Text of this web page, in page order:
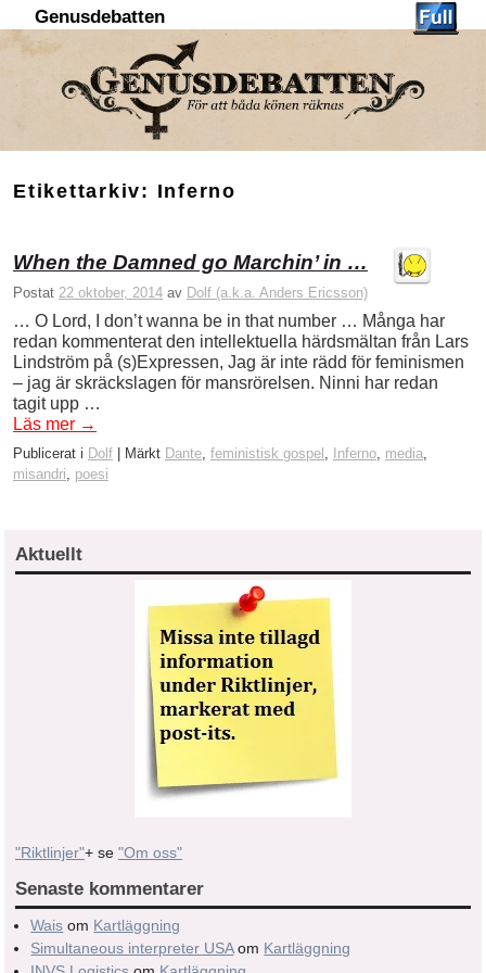
Genusdebatten
Etikettarkiv: Inferno
When the Damned go Marchin’ in …
Postat 22 oktober, 2014 av Dolf (a.k.a. Anders Ericsson)
… O Lord, I don’t wanna be in that number … Många har
redan kommenterat den intellektuella härdsmältan från Lars
Lindström på (s)Expressen, Jag är inte rädd för feminismen
– jag är skräckslagen för mansrörelsen. Ninni har redan
tagit upp …
Läs mer →
Publicerat i Dolf Märkt Dante, feministisk gospel , Inferno, media,
misandri, poesi
Aktuellt
"Riktlinjer"+ se "Om oss"
Senaste kommentarer
Wais om Kartläggning
Simultaneous interpreter USAom Kartläggning